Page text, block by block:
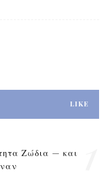
LIKE
Ζώδια — και